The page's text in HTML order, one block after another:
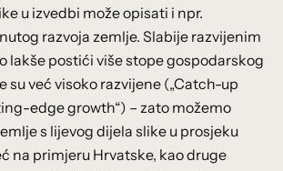
u izvedbi može opisati i npr.
razvoja zemlje. Slabije razvijenim
lakše postići više stope gospodarskog
su već visoko razvijene („Catch-up
edge growth“) – zato možemo
s lijevog dijela slike u prosjeku
na primjeru Hrvatske, kao druge